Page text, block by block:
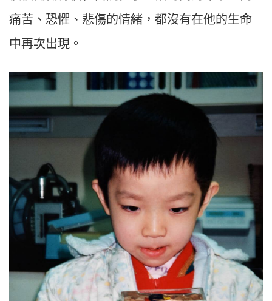
痛苦、恐懼、悲傷的情緒，都沒有在他的生命
中再次出現。